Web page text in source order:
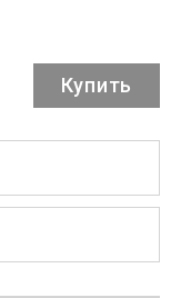
Купить